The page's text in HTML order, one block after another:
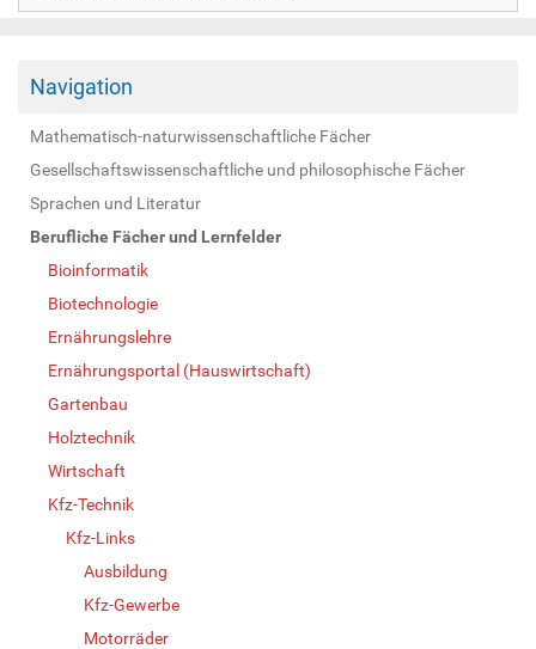
Navigation
Mathematisch-naturwissenschaftliche Fächer
Gesellschaftswissenschaftliche und philosophische Fächer
Sprachen und Literatur
Berufliche Fächer und Lernfelder
Bioinformatik
Biotechnologie
Ernährungslehre
Ernährungsportal (Hauswirtschaft)
Gartenbau
Holztechnik
Wirtschaft
Kfz-Technik
Kfz-Links
Ausbildung
Kfz-Gewerbe
Motorräder